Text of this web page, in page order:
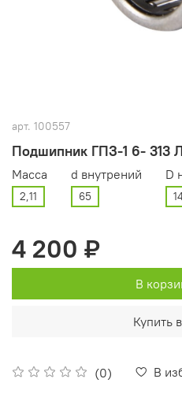
арт. 100557
Подшипник ГПЗ-1 6- 313 Л
(0) В
Масса
2,11
d внутрений
65
D
4 200 ₽
В
Купить